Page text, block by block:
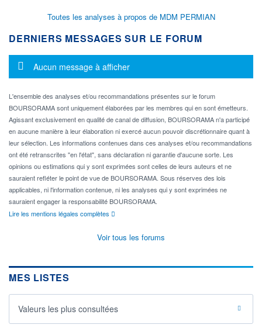
Toutes les analyses à propos de MDM PERMIAN
DERNIERS MESSAGES SUR LE FORUM
Message d'information
Aucun message à afficher
L'ensemble des analyses et/ou recommandations présentes sur le forum
BOURSORAMA sont uniquement élaborées par les membres qui en sont émetteurs.
Agissant exclusivement en qualité de canal de diffusion, BOURSORAMA n'a participé
en aucune manière à leur élaboration ni exercé aucun pouvoir discrétionnaire quant à
leur sélection. Les informations contenues dans ces analyses et/ou recommandations
ont été retranscrites "en l'état", sans déclaration ni garantie d'aucune sorte. Les
opinions ou estimations qui y sont exprimées sont celles de leurs auteurs et ne
sauraient refléter le point de vue de BOURSORAMA. Sous réserves des lois
applicables, ni l'information contenue, ni les analyses qui y sont exprimées ne
sauraient engager la responsabilité BOURSORAMA.
Lire les mentions légales complètes
Voir tous les forums
MES LISTES
Valeurs les plus consultées